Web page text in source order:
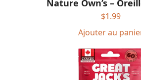
Nature Own’s –
$1.99
Ajouter au